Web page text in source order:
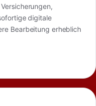
digitale
Bearbeitung erheblich